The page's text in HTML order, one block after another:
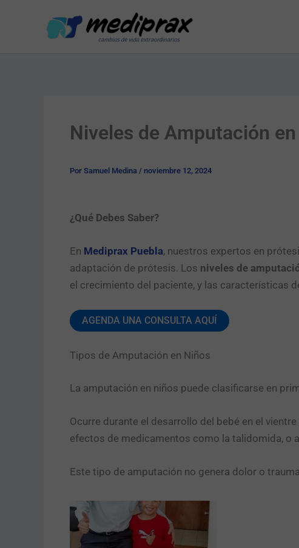
Niveles de Amputación
Por Samuel Medina / noviembre 12, 2024
¿Qué Debes Saber?
En Mediprax Puebla, nuestros expertos en
adaptación de prótesis. Los niveles de
el crecimiento del paciente, y las características
AGENDA UNA CONSULTA AQUÍ
Tipos de Amputación en Niños
La amputación en niños puede clasificarse en
Ocurre durante el desarrollo del bebé en el
efectos de medicamentos como la talidomida, o
Este tipo de amputación no genera dolor o